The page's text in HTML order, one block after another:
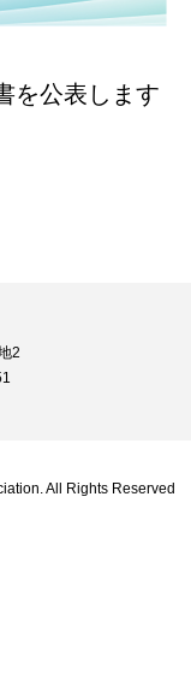
を公表します
2
All Rights Reserved